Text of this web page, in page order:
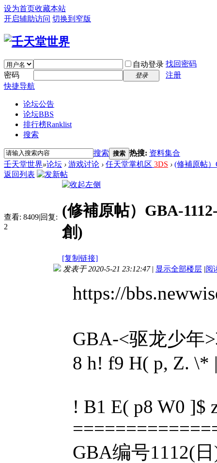
设为首页收藏本站
开启辅助访问 切换到窄版
自动登录 找回密码
密码
登录
注册
快捷导航
论坛公告
论坛BBS
排行榜Ranklist
搜索
搜索 搜索 热搜: 资料集合
壬天堂世界»论坛 › 游戏讨论 › 任天堂掌机区 3DS › (修補原帖）
返回列表
查看: 8409|回复:
2
(修補原帖）GBA-
創)
[复制链接]
发表于 2020-5-21 23:12:47 | 显示全部楼层 |阅
https://
GBA-<驱龙少年
8 h! f9 H( p, Z. \*
! B1 E( p8 W0 ]$
GBA编号1112(